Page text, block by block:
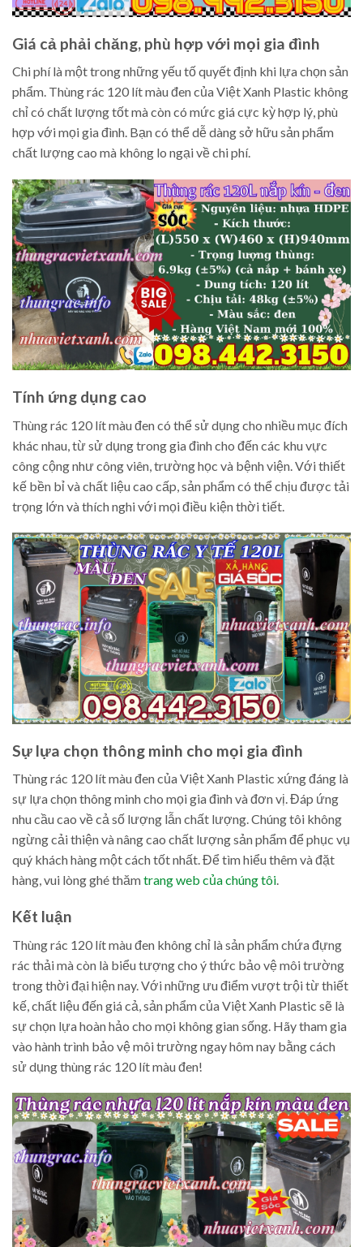
Giá cả phải chăng, phù hợp với mọi gia đình
Chi phí là một trong những yếu tố quyết định khi lựa chọn sản
phẩm. Thùng rác 120 lít màu đen của Việt Xanh Plastic không
chỉ có chất lượng tốt mà còn có mức giá cực kỳ hợp lý, phù
hợp với mọi gia đình. Bạn có thể dễ dàng sở hữu sản phẩm
chất lượng cao mà không lo ngại về chi phí.
Tính ứng dụng cao
Thùng rác 120 lít màu đen có thể sử dụng cho nhiều mục đích
khác nhau, từ sử dụng trong gia đình cho đến các khu vực
công cộng như công viên, trường học và bệnh viện. Với thiết
kế bền bỉ và chất liệu cao cấp, sản phẩm có thể chịu được tải
trọng lớn và thích nghi với mọi điều kiện thời tiết.
Sự lựa chọn thông minh cho mọi gia đình
Thùng rác 120 lít màu đen của Việt Xanh Plastic xứng đáng là
sự lựa chọn thông minh cho mọi gia đình và đơn vị. Đáp ứng
nhu cầu cao về cả số lượng lẫn chất lượng. Chúng tôi không
ngừng cải thiện và nâng cao chất lượng sản phẩm để phục vụ
quý khách hàng một cách tốt nhất. Để tìm hiểu thêm và đặt
hàng, vui lòng ghé thămtrang web của chúng tôi.
Kết luận
Thùng rác 120 lít màu đen không chỉ là sản phẩm chứa đựng
rác thải mà còn là biểu tượng cho ý thức bảo vệ môi trường
trong thời đại hiện nay. Với những ưu điểm vượt trội từ thiết
kế, chất liệu đến giá cả, sản phẩm của Việt Xanh Plastic sẽ là
sự chọn lựa hoàn hảo cho mọi không gian sống. Hãy tham gia
vào hành trình bảo vệ môi trường ngay hôm nay bằng cách
sử dụng thùng rác 120 lít màu đen!